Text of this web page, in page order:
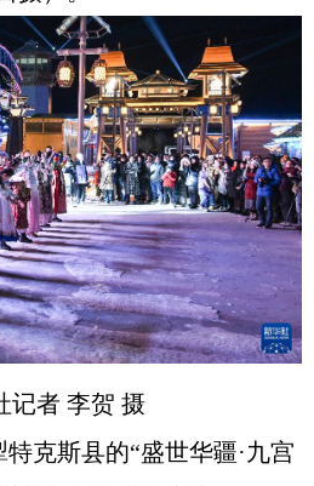
记者 李贺 摄
克斯县的“盛世华疆·九宫